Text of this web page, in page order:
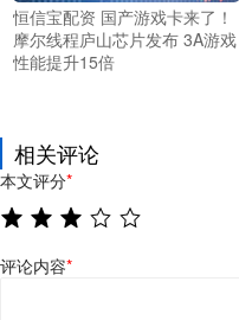
恒信宝配资 国产游戏卡来了！
摩尔线程庐山芯片发布 3A游戏
性能提升15倍
相关评论
本文评分*
评论内容*